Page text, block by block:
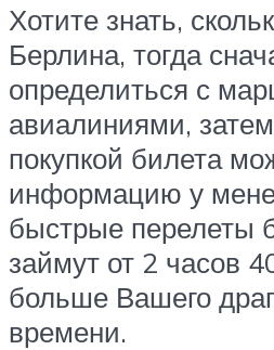
Хотите знать,
Берлина, тогда
определиться с
авиалиниями,
покупкой билета
информацию у
быстрые перелеты
займут от 2 часов
больше Вашего
времени.